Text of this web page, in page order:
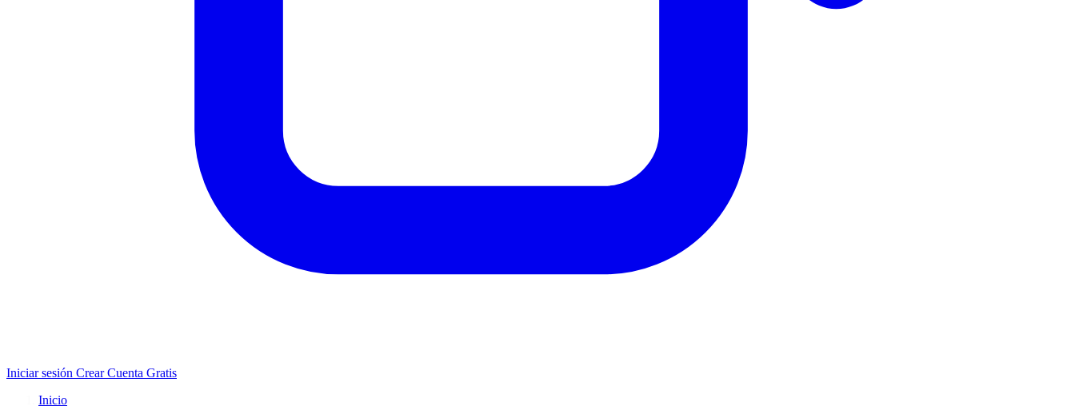
Iniciar sesión Crear Cuenta Gratis
Inicio